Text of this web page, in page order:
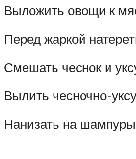
Выложить овощи к
Перед жаркой
Смешать чеснок и
Вылить чесночно-
Нанизать на